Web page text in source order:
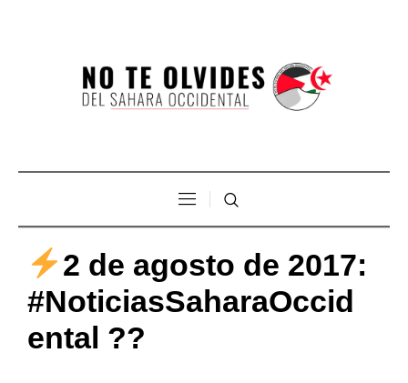
2 de agosto de 2017:
#NoticiasSaharaOccid
ental ??